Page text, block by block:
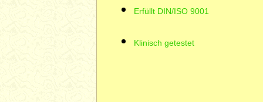
Erfüllt DIN/ISO 9001
Klinisch getestet